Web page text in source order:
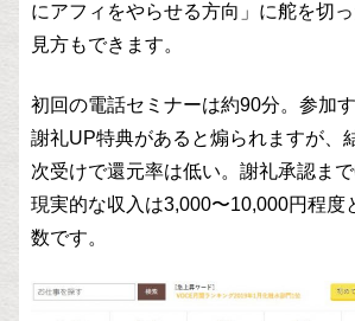
にアフィをやらせる方向」に舵を切
見方もできます。
初回の電話セミナーは約90分。参加
謝礼UP特典があると煽られますが、
次受けで還元率は低い。謝礼承認ま
現実的な収入は3,000〜10,000円程度
数です。